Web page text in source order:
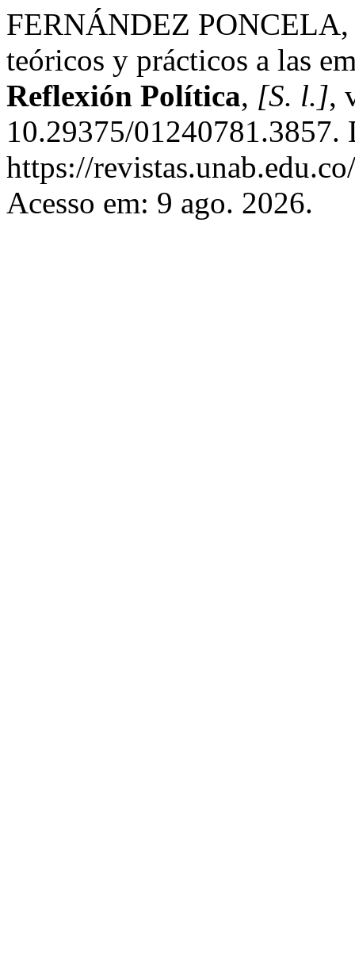
FERNÁNDEZ PONCELA,
teóricos y prácticos a las
Reflexión Política, [S. l.],
10.29375/01240781.3857.
https://
Acesso em: 9 ago. 2026.